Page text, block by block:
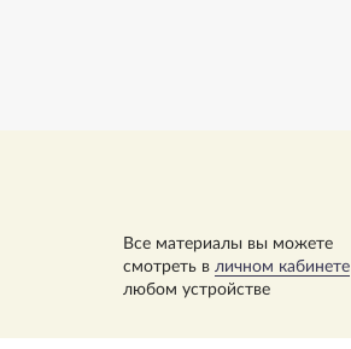
Все материалы вы можете
смотреть в личном кабинете
любом устройстве